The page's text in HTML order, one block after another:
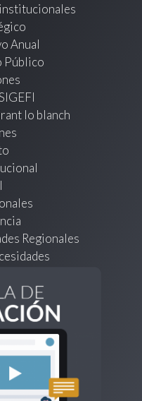
Anual
Público
lo blanch
Regionales